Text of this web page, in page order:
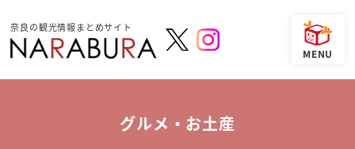
奈良の観光情報まとめサイト
グルメ・お土産